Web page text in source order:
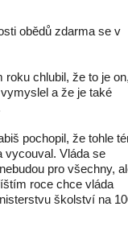
obědů zdarma se v
roku chlubil, že to je
a že je také
pochopil, že tohle
vycouval. Vláda se
pro všechny,
roce chce vláda
školství na